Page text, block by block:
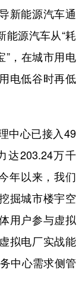
新能源汽车通
能源汽车从“耗
”，在城市用电
电低谷时再低
中心已接入49
达203.24万千
年以来，我们
掘城市楼宇空
用户参与虚拟
拟电厂实战能
中心需求侧管